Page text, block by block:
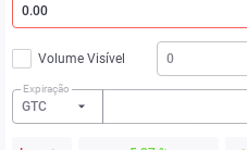
0.56 %
2.26 %
-1.75 %
Volume Visível
Expiração
GTC